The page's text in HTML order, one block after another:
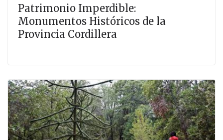
Patrimonio Imperdible:
Monumentos Históricos de la
Provincia Cordillera